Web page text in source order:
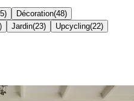
) Décoration(48)
) Jardin(23) Upcycling(22)